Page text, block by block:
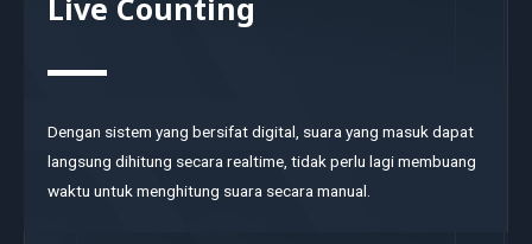
Live Counting
Dengan sistem yang bersifat digital, suara yang masuk dapat
langsung dihitung secara realtime, tidak perlu lagi membuang
waktu untuk menghitung suara secara manual.